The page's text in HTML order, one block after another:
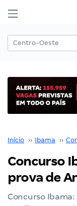
Início ›› Ibama ››
Concurso
prova de
Concurso